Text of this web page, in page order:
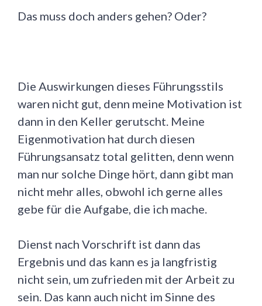
Das muss doch anders gehen? Oder?
Die Auswirkungen dieses Führungsstils
waren nicht gut, denn meine Motivation ist
dann in den Keller gerutscht. Meine
Eigenmotivation hat durch diesen
Führungsansatz total gelitten, denn wenn
man nur solche Dinge hört, dann gibt man
nicht mehr alles, obwohl ich gerne alles
gebe für die Aufgabe, die ich mache.
Dienst nach Vorschrift ist dann das
Ergebnis und das kann es ja langfristig
nicht sein, um zufrieden mit der Arbeit zu
sein. Das kann auch nicht im Sinne des